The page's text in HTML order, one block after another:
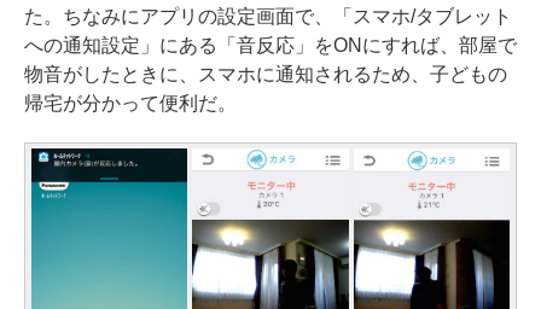
た。ちなみにアプリの設定画面で、「スマホ/タブレット
への通知設定」にある「音反応」をONにすれば、部屋で
物音がしたときに、スマホに通知されるため、子どもの
帰宅が分かって便利だ。